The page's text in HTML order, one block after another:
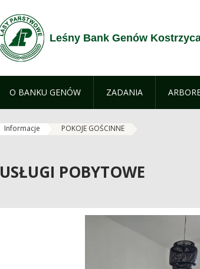
Leśny Bank Genów
O BANKU GENÓW ZADANIA
Informacje POKOJE GOŚCINNE
USŁUGI POBYTOWE